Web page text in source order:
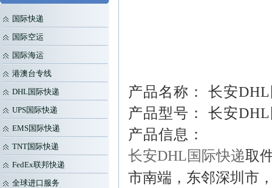
国际快递
国际空运
国际海运
港澳台专线
DHL国际快递
UPS国际快递
EMS国际快递
TNT国际快递
FedEx联邦快递
全球进口服务
产品名称： 长安
产品型号： 长安
产品信息：
长安DHL国际快递取
市南端，东邻深圳市